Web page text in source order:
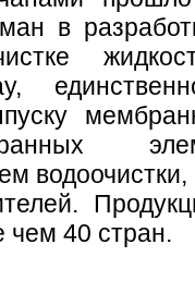
в
водоочистки,
чем 40 стран.